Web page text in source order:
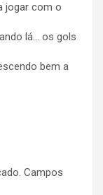
jogar com o
lá… os gols
bem a
Campos